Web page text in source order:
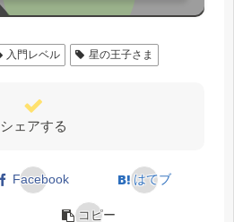
入門レベル 星の王子さま
シェアする
Facebook はてブ
コピー